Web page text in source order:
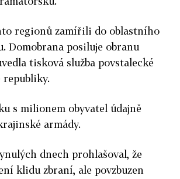
regionů zamířili do oblastního
Domobrana posiluje obranu
tisková služba povstalecké
republiky.
s milionem obyvatel údajně
armády.
dnech prohlašoval, že
klidu zbraní, ale povzbuzen